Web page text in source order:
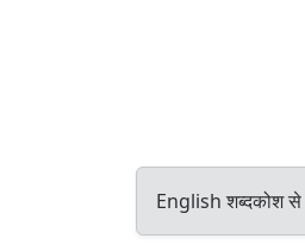
English शब्दकोश से